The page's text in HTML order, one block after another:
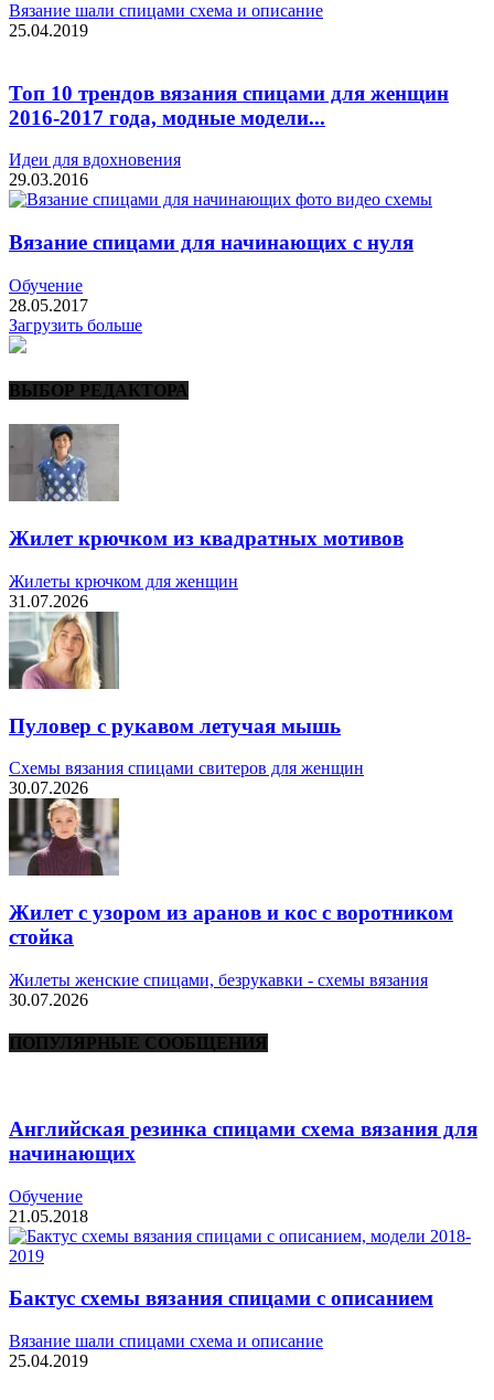
Вязание шали спицами схема и описание
25.04.2019
Топ 10 трендов вязания спицами для женщин
2016-2017 года, модные модели...
Идеи для вдохновения
29.03.2016
Вязание спицами для начинающих с нуля
Обучение
28.05.2017
Загрузить больше
ВЫБОР РЕДАКТОРА
Жилет крючком из квадратных мотивов
Жилеты крючком для женщин
31.07.2026
Пуловер с рукавом летучая мышь
Схемы вязания спицами свитеров для женщин
30.07.2026
Жилет с узором из аранов и кос с воротником
стойка
Жилеты женские спицами, безрукавки - схемы вязания
30.07.2026
ПОПУЛЯРНЫЕ СООБЩЕНИЯ
Английская резинка спицами схема вязания для
начинающих
Обучение
21.05.2018
Бактус схемы вязания спицами с описанием
Вязание шали спицами схема и описание
25.04.2019